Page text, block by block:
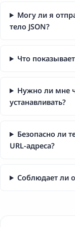
Могу ли я
тело JSON?
Что
Нужно ли мне
устанавливать?
Безопасно ли
URL-адреса?
Соблюдает ли